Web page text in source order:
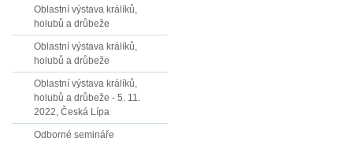
Oblastní výstava králíků,
holubů a drůbeže
Oblastní výstava králíků,
holubů a drůbeže
Oblastní výstava králíků,
holubů a drůbeže - 5. 11.
2022, Česká Lípa
Odborné semináře